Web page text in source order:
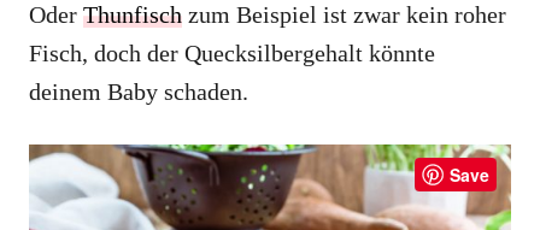
Oder Thunfisch zum Beispiel ist zwar kein roher
Fisch, doch der Quecksilbergehalt könnte
deinem Baby schaden.
Save